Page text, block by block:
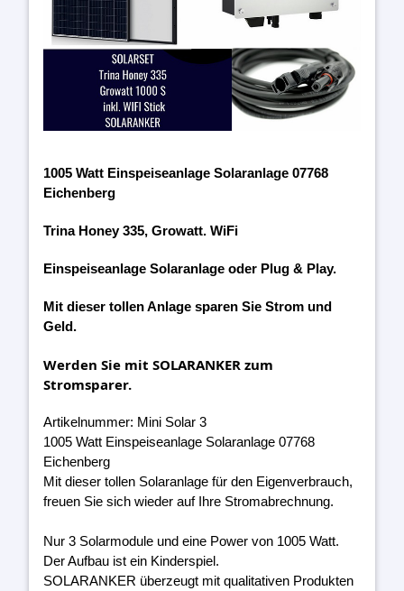
1005 Watt Einspeiseanlage Solaranlage 07768
Eichenberg
Trina Honey 335, Growatt. WiFi
Einspeiseanlage Solaranlage oder Plug & Play.
Mit dieser tollen Anlage sparen Sie Strom und
Geld.
Werden Sie mit SOLARANKER zum
Stromsparer.
Artikelnummer: Mini Solar 3
1005 Watt Einspeiseanlage Solaranlage 07768
Eichenberg
Mit dieser tollen Solaranlage für den Eigenverbrauch,
freuen Sie sich wieder auf Ihre Stromabrechnung.
Nur 3 Solarmodule und eine Power von 1005 Watt.
Der Aufbau ist ein Kinderspiel.
SOLARANKER überzeugt mit qualitativen Produkten